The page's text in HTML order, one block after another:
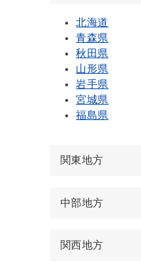
北海道
青森県
秋田県
山形県
岩手県
宮城県
福島県
関東地方
中部地方
関西地方